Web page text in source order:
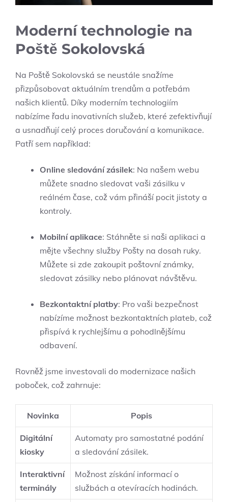
Moderní technologie na
Poště Sokolovská
Na Poště Sokolovská se neustále snažíme
přizpůsobovat aktuálním trendům a potřebám
našich klientů. Díky moderním technologiím
nabízíme řadu inovativních služeb, které zefektivňují
a usnadňují celý proces doručování a komunikace.
Patří sem například:
Online sledování zásilek: Na našem webu
můžete snadno sledovat vaši zásilku v
reálném čase, což vám přináší pocit jistoty a
kontroly.
Mobilní aplikace: Stáhněte si naši aplikaci a
mějte všechny služby Pošty na dosah ruky.
Můžete si zde zakoupit poštovní známky,
sledovat zásilky nebo plánovat návštěvu.
Bezkontaktní platby: Pro vaši bezpečnost
nabízíme možnost bezkontaktních plateb, což
přispívá k rychlejšímu a pohodlnějšímu
odbavení.
Rovněž jsme investovali do modernizace našich
poboček, což zahrnuje:
Novinka Popis
Digitální
kiosky
Automaty pro samostatné podání
a sledování zásilek.
Interaktivní
terminály
Možnost získání informací o
službách a otevíracích hodinách.